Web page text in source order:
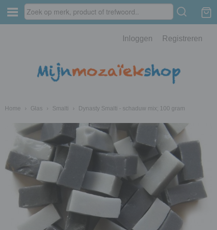
Inloggen Registreren
Home › Glas › Smalti › Dynasty Smalti - schaduw mix; 100 gram